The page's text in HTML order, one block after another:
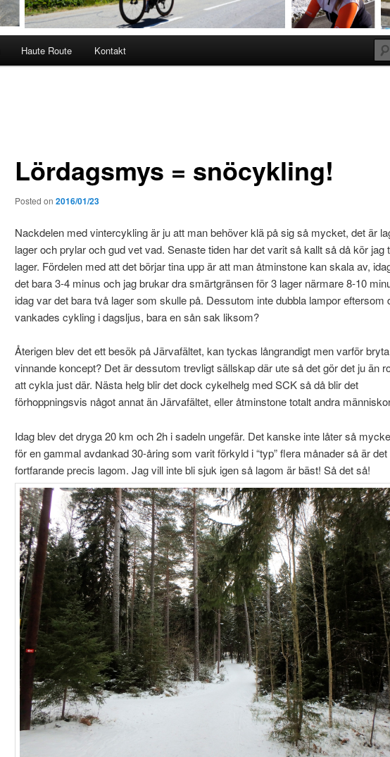
Haute Route Kontakt
Lördagsmys = snöcykling!
Posted on 2016/01/23
Nackdelen med vintercykling är ju att man behöver klä på sig så mycket, det är
lager och prylar och gud vet vad. Senaste tiden har det varit så kallt så då kör jag
lager. Fördelen med att det börjar tina upp är att man åtminstone kan skala av,
det bara 3-4 minus och jag brukar dra smärtgränsen för 3 lager närmare 8-10
idag var det bara två lager som skulle på. Dessutom inte dubbla lampor eftersom
vankades cykling i dagsljus, bara en sån sak liksom?
Återigen blev det ett besök på Järvafältet, kan tyckas långrandigt men varför
vinnande koncept? Det är dessutom trevligt sällskap där ute så det gör det ju än
att cykla just där. Nästa helg blir det dock cykelhelg med SCK så då blir det
förhoppningsvis något annat än Järvafältet, eller åtminstone totalt andra
Idag blev det dryga 20 km och 2h i sadeln ungefär. Det kanske inte låter så
för en gammal avdankad 30-åring som varit förkyld i “typ” flera månader så är det
fortfarande precis lagom. Jag vill inte bli sjuk igen så lagom är bäst! Så det så!